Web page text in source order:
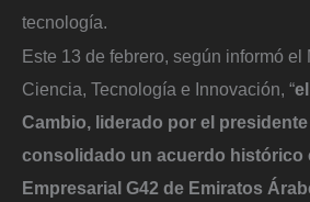
tecnología.
Este 13 de febrero, según informó el
Ciencia, Tecnología e Innovación, “
Cambio, liderado por el
consolidado un acuerdo histórico
Empresarial G42 de Emiratos